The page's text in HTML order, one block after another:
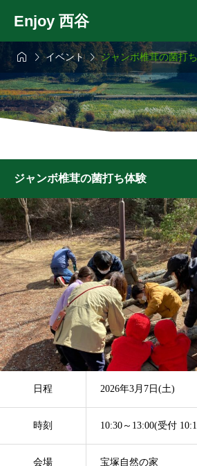
Enjoy 西谷
 イベントジャンボ椎茸の菌打
ジャンボ椎茸の菌打ち体験
日程 2026年3月7日(土)
時刻 10:30～13:00(受付
会場 宝塚自然の家